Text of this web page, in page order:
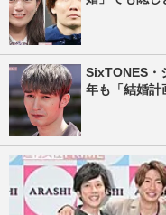
SixTONES・
年も「結婚計